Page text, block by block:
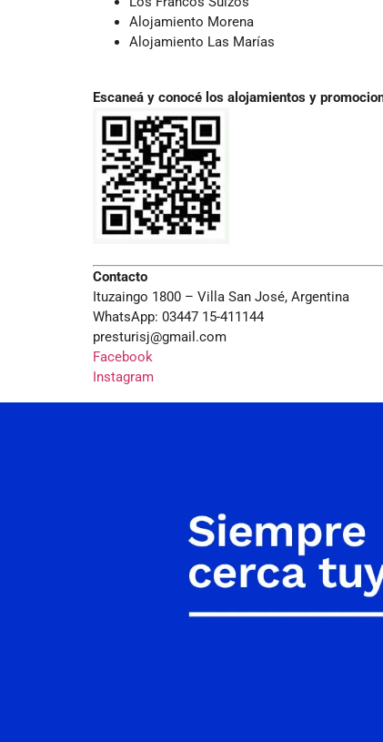
Alojamiento Morena
Alojamiento Las Marías
Escaneá y conocé los alojamientos y
Contacto
Ituzaingo 1800 – Villa San José, Argentina
WhatsApp: 03447 15-411144
presturisj@gmail.com
Facebook
Instagram